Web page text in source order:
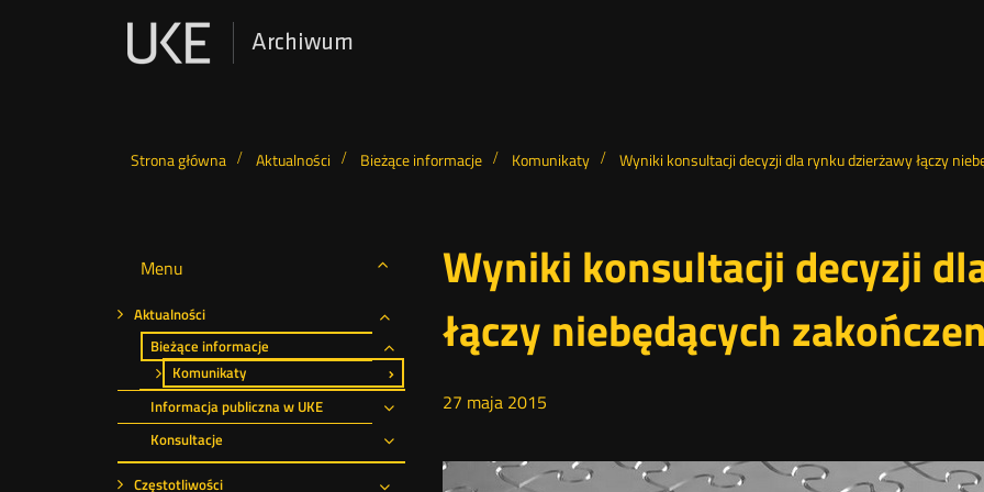
Archiwum
Wyszukiwarka
Strona główna Aktualności Bieżące informacje Komunikaty Wyniki konsultacji decyzji dla rynku dzierżawy łączy
Menu
Aktualności
Bieżące informacje Rozwiń
Komunikaty
Informacja publiczna w UKE
Rozwiń
Konsultacje Rozwiń
Częstotliwości
Wyniki konsultacji decyzji
łączy niebędących
27 maja 2015